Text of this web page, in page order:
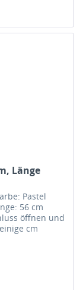
Länge
Pastel
56 cm
öffnen und
cm